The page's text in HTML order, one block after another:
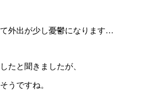
外出が少し憂鬱になります…
たと聞きましたが、
うですね。